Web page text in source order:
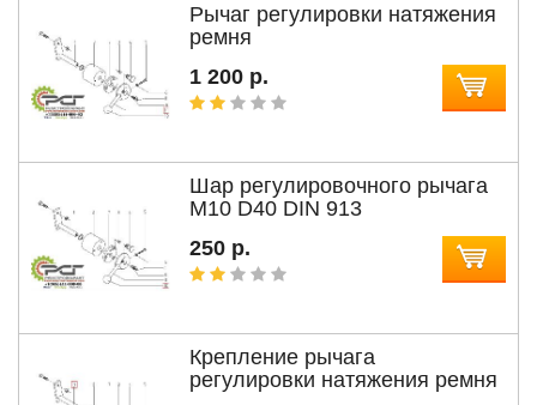
Рычаг регулировки натяжения
ремня
1 200 р.
Шар регулировочного рычага
М10 D40 DIN 913
250 р.
Крепление рычага
регулировки натяжения ремня